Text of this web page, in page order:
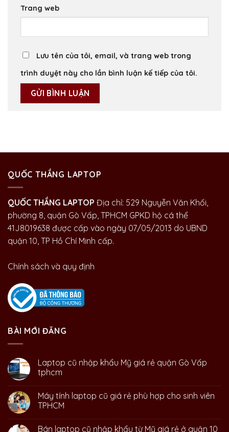
Trang web
Lưu tên của tôi, email, và trang web trong
trình duyệt này cho lần bình luận kế tiếp của tôi.
QUỐC THẮNG LAPTOP
QUỐC THẮNG LAPTOP Địa chỉ: 529 Nguyễn Văn Khối,
phường 8, quận Gò Vấp, TPHCM GPKD hộ cá thể
41J8019638 được cấp vào ngày 07/05/2013 do UBND
quận 10, TP Hồ Chí Minh cấp.
Chính sách và quy định
BÀI MỚI ĐĂNG
Laptop cũ nhập khẩu Mỹ giá rẻ quận Gò Vấp
tphcm
Máy tính laptop cũ giá rẻ phù hợp cho sinh viên
TPHCM
Bán laptop cũ nhập khẩu từ Mỹ giá rẻ ở quận 10